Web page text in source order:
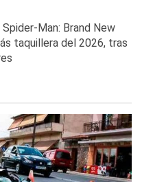
Man: Brand New
taquillera del 2026, tras